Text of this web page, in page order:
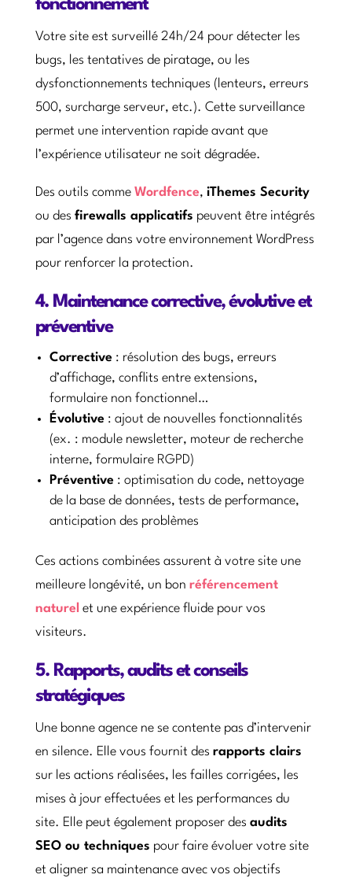
fonctionnement
Votre site est surveillé 24h/24 pour détecter les
bugs, les tentatives de piratage, ou les
dysfonctionnements techniques (lenteurs, erreurs
500, surcharge serveur, etc.). Cette surveillance
permet une intervention rapide avant que
l’expérience utilisateur ne soit dégradée.
Des outils comme Wordfence, iThemes Security
ou des firewalls applicatifs peuvent être intégrés
par l’agence dans votre environnement WordPress
pour renforcer la protection.
4. Maintenance corrective, évolutive et
préventive
Corrective : résolution des bugs, erreurs
d’affichage, conflits entre extensions,
formulaire non fonctionnel…
Évolutive : ajout de nouvelles fonctionnalités
(ex. : module newsletter, moteur de recherche
interne, formulaire RGPD)
Préventive : optimisation du code, nettoyage
de la base de données, tests de performance,
anticipation des problèmes
Ces actions combinées assurent à votre site une
meilleure longévité, un bon référencement
naturel et une expérience fluide pour vos
visiteurs.
5. Rapports, audits et conseils
stratégiques
Une bonne agence ne se contente pas d’intervenir
en silence. Elle vous fournit des rapports clairs
sur les actions réalisées, les failles corrigées, les
mises à jour effectuées et les performances du
site. Elle peut également proposer des audits
SEO ou techniques pour faire évoluer votre site
et aligner sa maintenance avec vos objectifs